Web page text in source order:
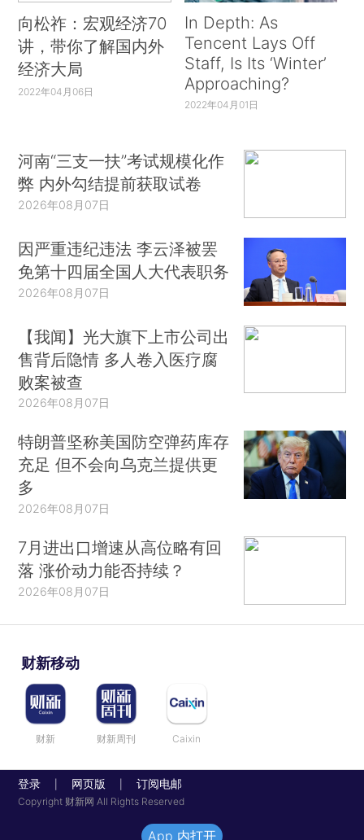
向松祚：宏观经济70
讲，带你了解国内外
经济大局
2022年04月06日
In Depth: As
Tencent Lays Off
Staff, Is Its ‘Winter’
Approaching?
2022年04月01日
河南“三支一扶”考试规模化作
弊 内外勾结提前获取试卷
2026年08月07日
因严重违纪违法 李云泽被罢
免第十四届全国人大代表职务
2026年08月07日
【我闻】光大旗下上市公司出
售背后隐情 多人卷入医疗腐
败案被查
2026年08月07日
特朗普坚称美国防空弹药库存
充足 但不会向乌克兰提供更
多
2026年08月07日
7月进出口增速从高位略有回
落 涨价动力能否持续？
2026年08月07日
财新移动
财新 财新周刊 Caixin
登录 网页版 订阅电邮
Copyright 财新网 All Rights Reserved
App 内打开